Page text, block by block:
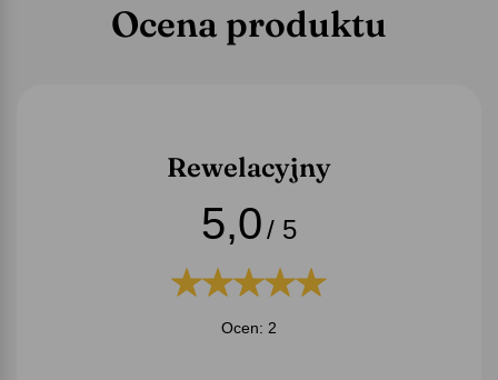
Ocena produktu
Rewelacyjny
5,0/ 5
Ocen: 2